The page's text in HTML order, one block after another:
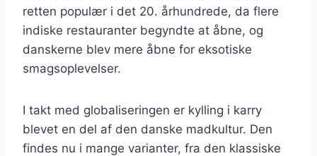
retten populær i det 20. århundrede, da flere
indiske restauranter begyndte at åbne, og
danskerne blev mere åbne for eksotiske
smagsoplevelser.
I takt med globaliseringen er kylling i karry
blevet en del af den danske madkultur. Den
findes nu i mange varianter, fra den klassiske